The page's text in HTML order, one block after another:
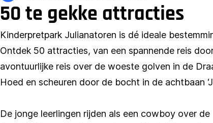
50 te gekke attracties
Kinderpretpark Julianatoren is dé ideale
Ontdek 50 attracties, van een spannende reis
avontuurlijke reis over de woeste golven in de
Hoed en scheuren door de bocht in de achtbaan
De jonge leerlingen rijden als een cowboy over